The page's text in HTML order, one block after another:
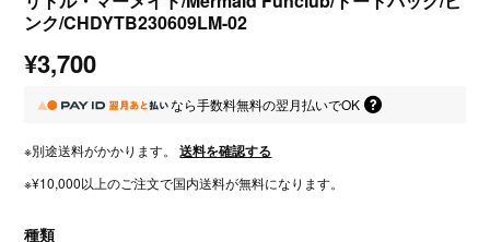
ンク/CHDYTB230609LM-02
¥3,700
なら手数料無料の翌月払いでOK
※別途送料がかかります。 送料を確認する
※¥10,000以上のご注文で国内送料が無料になります。
種類